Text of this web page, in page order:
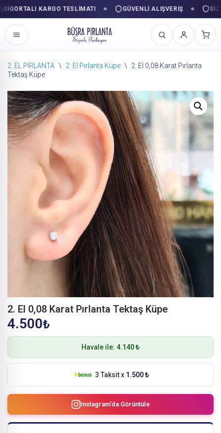
KARGO TESLIMATI GÜVENLI ALIŞVERIŞ
İçeriğe
2. EL PIRLANTA \ 2. El Pırlanta Küpe \
2. El 0,08 Karat Pırlanta
Tektaş Küpe
2. El 0,08 Karat Pırlanta Tektaş Küpe
4.500₺
Havale ile: 4.140 ₺
3 Taksit x 1.500 ₺
Instagram'da Görüntüle